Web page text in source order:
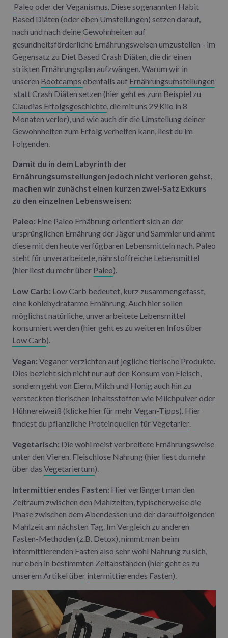
Paleo oder der Veganismus . Diese sogenannten Habit
Based Diäten (oder eben Umstellungen) setzen darauf,
nach und nach deineGewohnheiten auf
gesundheitsförderliche Ernährungsweisen umzustellen - im
Gegensatz zu Diet Based Crash Diäten, die dir einen
strikten Ernährungsplan aufzwängen. Warum wir in
unseren Bootcamps ebenfalls auf Ernährungsumstellungen
statt Crash Diäten setzen (hier geht es zum Beispiel zu
Claudias Erfolgsgeschichte , die mit uns 29 Kilo in 8
Monaten verlor), und wie auch dir die Umstellung deiner
Gewohnheiten zum Erfolg verhelfen kann, liest du im
Folgenden.
Damit du in dem Labyrinth der
Ernährungsumstellungen jedoch nicht verloren gehst,
machen wir zunächst einen kurzen zwei-Satz Exkurs
zu den einzelnen Lebensweisen:
Paleo: Eine Paleo Ernährung orientiert sich an der
ursprünglichen Ernährung der Jäger und Sammler und ahmt
diese mit den heute verfügbaren Lebensmitteln nach. Paleo
steht für unverarbeitete, nährstoffreiche Lebensmittel
(hier liest du mehr über Paleo).
Low Carb: Low Carb bedeutet, kurz zusammengefasst,
eine kohlehydratarme Ernährung. Auch hier sollen
möglichst natürliche, unverarbeitete Lebensmittel
konsumiert werden (hier geht es zu weiteren Infos über
Low Carb).
Vegan: Veganer verzichten auf jegliche tierische Produkte.
Dies bezieht sich nicht nur auf den Konsum von Fleisch,
sondern geht von Eiern, Milch und Honigauch hin zu
versteckten tierischen Inhaltsstoffen wie Milchpulver oder
Hühnereiweiß (klicke hier für mehrVegan-Tipps). Hier
findest du pflanzliche Proteinquellen für Vegetarier
Vegetarisch: Die wohl meist verbreitete Ernährungsweise
unter den Vieren. Fleischlose Nahrung (hier liest du mehr
über das Vegetariertum).
Intermittierendes Fasten: Hier verlängert man den
Zeitraum zwischen den Mahlzeiten, typischerweise die
Phase zwischen dem Abendessen und der darauffolgenden
Mahlzeit am nächsten Tag. Im Vergleich zu anderen
Fasten-Methoden (z.B. Detox), nimmt man beim
intermittierenden Fasten also sehr wohl Nahrung zu sich,
nur eben in bestimmten Zeitabständen (hier geht es zu
unserem Artikel über intermittierendes Fasten).